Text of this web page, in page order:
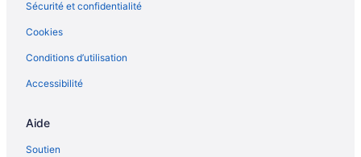
Sécurité et confidentialité
Cookies
Conditions d’utilisation
Accessibilité
Aide
Soutien